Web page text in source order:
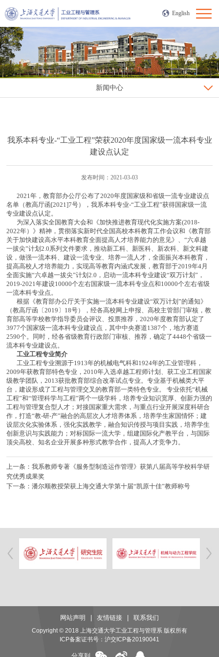
English
新闻中心
我系本科专业-“工业工程”荣获2020年度国家级一流本科专业
建设点认定
发布时间：2021-03-03
2021年，教育部办公厅公布了2020年度国家级和省级一流专业建设点
名单（教高厅函[2021]7号），我系本科专业-“工业工程”获得国家级一流
专业建设点认定。
为深入落实全国教育大会和《加快推进教育现代化实施方案(2018-
2022年）》精神，贯彻落实新时代全国高校本科教育工作会议和《教育部
关于加快建设高水平本科教育全面提高人才培养能力的意见》、“六卓越
一拔尖”计划2.0系列文件要求，推动新工科、新医科、新农科、新文科建
设，做强一流本科、建设一流专业、培养一流人才，全面振兴本科教育，
提高高校人才培养能力，实现高等教育内涵式发展，教育部于2019年4月
全面实施“六卓越一拔尖”计划2.0，启动一流本科专业建设“双万计划”，
2019-2021年建设10000个左右国家级一流本科专业点和10000个左右省级
一流本科专业点。
根据《教育部办公厅关于实施一流本科专业建设“双万计划”的通知》
（教高厅函〔2019〕18号），经各高校网上申报、高校主管部门审核，教
育部高等学校教学指导委员会评议、投票推荐，2020年度教育部认定了
3977个国家级一流本科专业建设点，其中中央赛道1387个，地方赛道
2590个。同时，经各省级教育行政部门审核、推荐，确定了4448个省级一
流本科专业建设点。
工业工程专业简介
工业工程专业溯源于1913年的机械电气科和1924年的工业管理科，
2009年获教育部特色专业，2010年入选卓越工程师计划、获工业工程国家
级教学团队，2013获批教育部综合改革试点专业。专业基于机械类大平
台，建设形成了工程与管理交叉的教育部一类特色专业。 专业依托“机械
工程”和“管理科学与工程”两个一级学科，培养专业知识宽厚、创新力强的
工程与管理复合型人才；对接国家重大需求，与重点行业开展深度科研合
作，打造“教-研-产”融合的高层次人才培养体系，培养学生家国情怀；建
设层次化实验体系，强化实践教学，融合知识传授与项目实践，培养学生
创新意识与实践能力；对标国际一流大学，组建国际化产教平台，与国际
顶尖高校、知名企业开展多种形式教学合作，提高人才竞争力。
上一条：我系教师专著《服务型制造运作管理》获第八届高等学校科学研
究优秀成果奖
下一条：潘尔顺教授荣获上海交通大学第十届“凯原十佳”教师称号
网站声明 | 友情链接 | 联系我们
Copyright © 2018 上海交通大学工业工程与管理系 版权所有
ICP备案证书号： 沪交ICP备20190041